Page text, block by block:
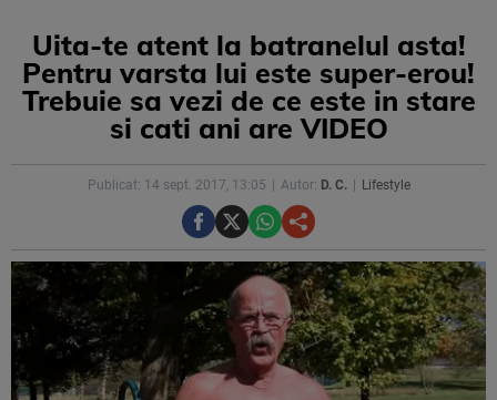
Uita-te atent la batranelul asta!
Pentru varsta lui este super-erou!
Trebuie sa vezi de ce este in stare
si cati ani are VIDEO
Publicat: 14 sept. 2017, 13:05 Autor: D. C. Lifestyle